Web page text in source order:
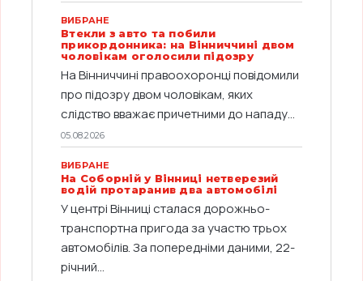
ВИБРАНЕ
Втекли з авто та побили
прикордонника: на Вінниччині двом
чоловікам оголосили підозру
На Вінниччині правоохоронці повідомили
про підозру двом чоловікам, яких
слідство вважає причетними до нападу...
05.08.2026
ВИБРАНЕ
На Соборній у Вінниці нетверезий
водій протаранив два автомобілі
У центрі Вінниці сталася дорожньо-
транспортна пригода за участю трьох
автомобілів. За попередніми даними, 22-
річний...